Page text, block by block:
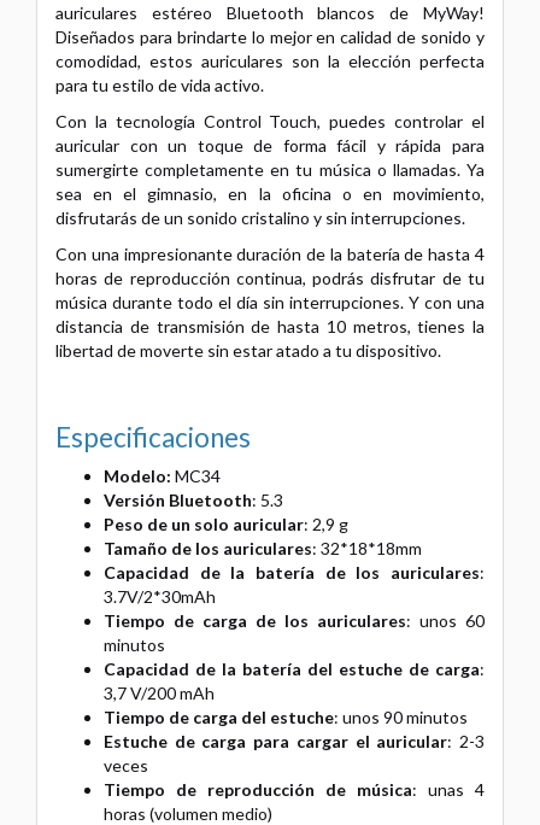
auriculares estéreo Bluetooth blancos de MyWay!
Diseñados para brindarte lo mejor en calidad de sonido y
comodidad, estos auriculares son la elección perfecta
para tu estilo de vida activo.
Con la tecnología Control Touch, puedes controlar el
auricular con un toque de forma fácil y rápida para
sumergirte completamente en tu música o llamadas. Ya
sea en el gimnasio, en la oficina o en movimiento,
disfrutarás de un sonido cristalino y sin interrupciones.
Con una impresionante duración de la batería de hasta 4
horas de reproducción continua, podrás disfrutar de tu
música durante todo el día sin interrupciones. Y con una
distancia de transmisión de hasta 10 metros, tienes la
libertad de moverte sin estar atado a tu dispositivo.
Especificaciones
Modelo: MC34
Versión Bluetooth: 5.3
Peso de un solo auricular: 2,9 g
Tamaño de los auriculares: 32*18*18mm
Capacidad de la batería de los auriculares:
3.7V/2*30mAh
Tiempo de carga de los auriculares: unos 60
minutos
Capacidad de la batería del estuche de carga:
3,7 V/200 mAh
Tiempo de carga del estuche: unos 90 minutos
Estuche de carga para cargar el auricular: 2-3
veces
Tiempo de reproducción de música: unas 4
horas (volumen medio)